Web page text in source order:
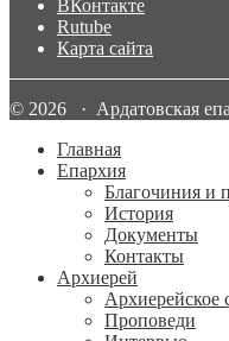
ВКонтакте
Rutube
Карта сайта
© 2026 · Ардатовская
Главная
Епархия
Благочиния и
История
Документы
Контакты
Архиерей
Архиерейское
Проповеди